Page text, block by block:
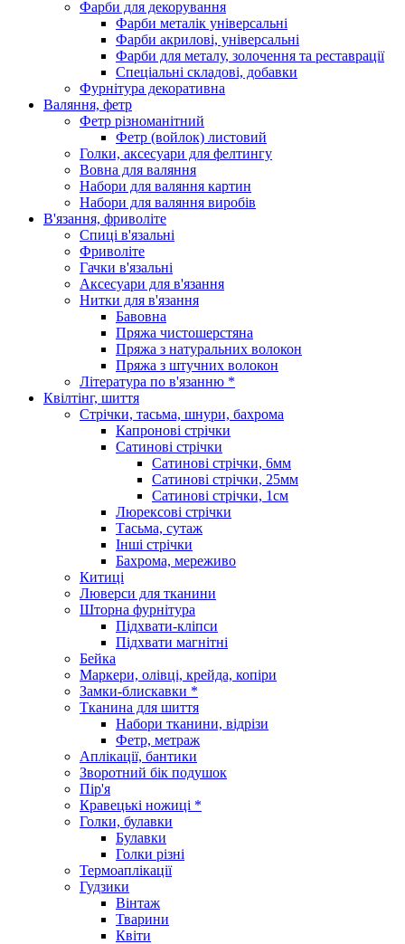
Фарби для декорування
Фарби металік універсальні
Фарби акрилові, універсальні
Фарби для металу, золочення та реставрації
Спеціальні складові, добавки
Фурнітура декоративна
Валяння, фетр
Фетр різноманітний
Фетр (войлок) листовий
Голки, аксесуари для фелтингу
Вовна для валяння
Набори для валяння картин
Набори для валяння виробів
В'язання, фриволіте
Спиці в'язальні
Фриволіте
Гачки в'язальні
Аксесуари для в'язання
Нитки для в'язання
Бавовна
Пряжа чистошерстяна
Пряжа з натуральних волокон
Пряжа з штучних волокон
Література по в'язанню *
Квілтінг, шиття
Стрічки, тасьма, шнури, бахрома
Капронові стрічки
Сатинові стрічки
Сатинові стрічки, 6мм
Сатинові стрічки, 25мм
Сатинові стрічки, 1см
Люрексові стрічки
Тасьма, сутаж
Інші стрічки
Бахрома, мереживо
Китиці
Люверси для тканини
Шторна фурнітура
Підхвати-кліпси
Підхвати магнітні
Бейка
Маркери, олівці, крейда, копіри
Замки-блискавки *
Тканина для шиття
Набори тканини, відрізи
Фетр, метраж
Аплікації, бантики
Зворотний бік подушок
Пір'я
Кравецькі ножиці *
Голки, булавки
Булавки
Голки різні
Термоаплікації
Гудзики
Вінтаж
Тварини
Квіти